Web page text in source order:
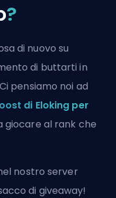
?
di nuovo su
di buttarti in
pensiamo noi ad
di Eloking per
giocare al rank che
nostro server
di giveaway!